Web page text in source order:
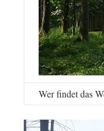
Wer findet das